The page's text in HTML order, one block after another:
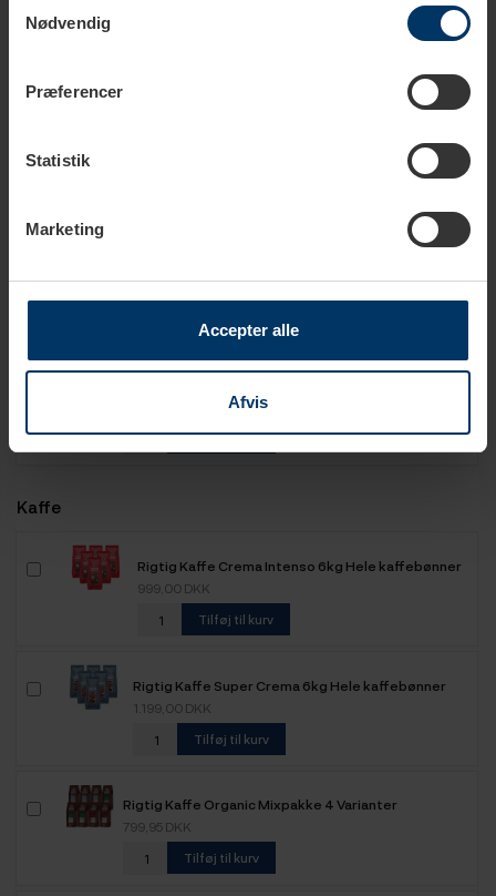
Nødvendig
Præferencer
Statistik
Marketing
Accepter alle
Afvis
695,00 DKK
Tilføj til kurv
Kaffe
Rigtig Kaffe Crema Intenso 6kg Hele kaffebønner
999,00 DKK
Tilføj til kurv
Rigtig Kaffe Super Crema 6kg Hele kaffebønner
1.199,00 DKK
Tilføj til kurv
Rigtig Kaffe Organic Mixpakke 4 Varianter
799,95 DKK
Tilføj til kurv